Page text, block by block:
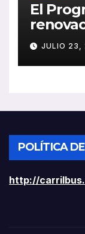
El
ayudas
ligeros
JULIO 23,
POLÍTICA
http://